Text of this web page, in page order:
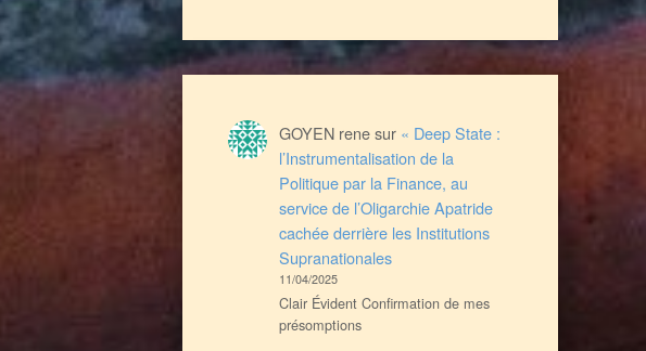
GOYEN renesur « Deep State :
l’Instrumentalisation de la
Politique par la Finance, au
service de l’Oligarchie Apatride
cachée derrière les Institutions
Supranationales
11/04/2025
Clair Évident Confirmation de mes
présomptions